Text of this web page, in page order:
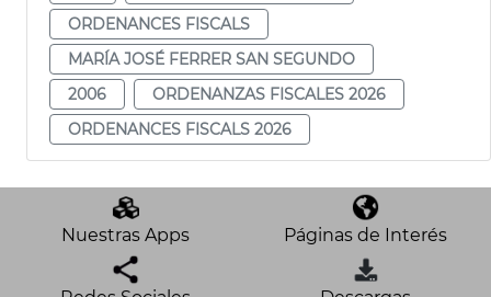
ORDENANCES FISCALS
MARÍA JOSÉ FERRER SAN SEGUNDO
2006
ORDENANZAS FISCALES 2026
ORDENANCES FISCALS 2026
Nuestras Apps Páginas de Interés